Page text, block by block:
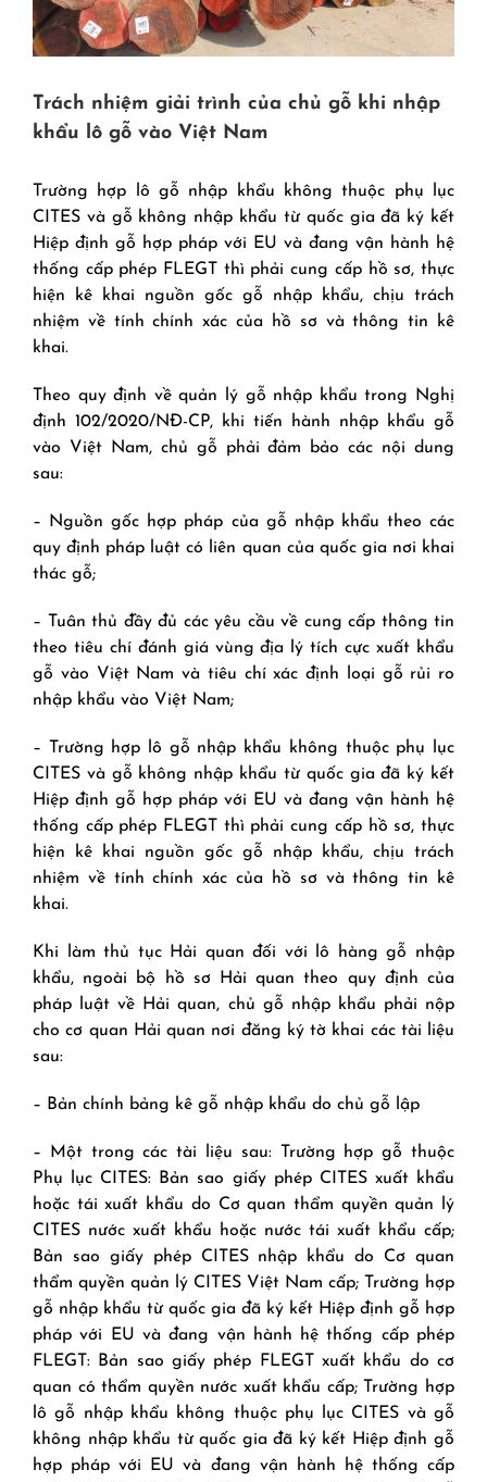
Trách nhiệm giải trình của chủ gỗ khi nhập
khẩu lô gỗ vào Việt Nam
Trường hợp lô gỗ nhập khẩu không thuộc phụ lục
CITES và gỗ không nhập khẩu từ quốc gia đã ký kết
Hiệp định gỗ hợp pháp với EU và đang vận hành hệ
thống cấp phép FLEGT thì phải cung cấp hồ sơ, thực
hiện kê khai nguồn gốc gỗ nhập khẩu, chịu trách
nhiệm về tính chính xác của hồ sơ và thông tin kê
khai.
Theo quy định về quản lý gỗ nhập khẩu trong Nghị
định 102/2020/NĐ-CP, khi tiến hành nhập khẩu gỗ
vào Việt Nam, chủ gỗ phải đảm bảo các nội dung
sau:
– Nguồn gốc hợp pháp của gỗ nhập khẩu theo các
quy định pháp luật có liên quan của quốc gia nơi khai
thác gỗ;
– Tuân thủ đầy đủ các yêu cầu về cung cấp thông tin
theo tiêu chí đánh giá vùng địa lý tích cực xuất khẩu
gỗ vào Việt Nam và tiêu chí xác định loại gỗ rủi ro
nhập khẩu vào Việt Nam;
– Trường hợp lô gỗ nhập khẩu không thuộc phụ lục
CITES và gỗ không nhập khẩu từ quốc gia đã ký kết
Hiệp định gỗ hợp pháp với EU và đang vận hành hệ
thống cấp phép FLEGT thì phải cung cấp hồ sơ, thực
hiện kê khai nguồn gốc gỗ nhập khẩu, chịu trách
nhiệm về tính chính xác của hồ sơ và thông tin kê
khai.
Khi làm thủ tục Hải quan đối với lô hàng gỗ nhập
khẩu, ngoài bộ hồ sơ Hải quan theo quy định của
pháp luật về Hải quan, chủ gỗ nhập khẩu phải nộp
cho cơ quan Hải quan nơi đăng ký tờ khai các tài liệu
sau:
– Bản chính bảng kê gỗ nhập khẩu do chủ gỗ lập
– Một trong các tài liệu sau: Trường hợp gỗ thuộc
Phụ lục CITES: Bản sao giấy phép CITES xuất khẩu
hoặc tái xuất khẩu do Cơ quan thẩm quyền quản lý
CITES nước xuất khẩu hoặc nước tái xuất khẩu cấp;
Bản sao giấy phép CITES nhập khẩu do Cơ quan
thẩm quyền quản lý CITES Việt Nam cấp; Trường hợp
gỗ nhập khẩu từ quốc gia đã ký kết Hiệp định gỗ hợp
pháp với EU và đang vận hành hệ thống cấp phép
FLEGT: Bản sao giấy phép FLEGT xuất khẩu do cơ
quan có thẩm quyền nước xuất khẩu cấp; Trường hợp
lô gỗ nhập khẩu không thuộc phụ lục CITES và gỗ
không nhập khẩu từ quốc gia đã ký kết Hiệp định gỗ
hợp pháp với EU và đang vận hành hệ thống cấp